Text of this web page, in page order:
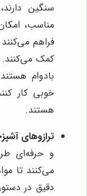
سنگین
مناسب،
فراهم
کمک می‌کنند.
بادوام
خوبی کار
هستند.
ترازوهای
و حرفه‌ای
می‌کنند تا
دقیق در